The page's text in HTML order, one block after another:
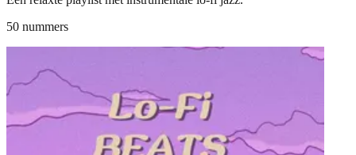
50 nummers